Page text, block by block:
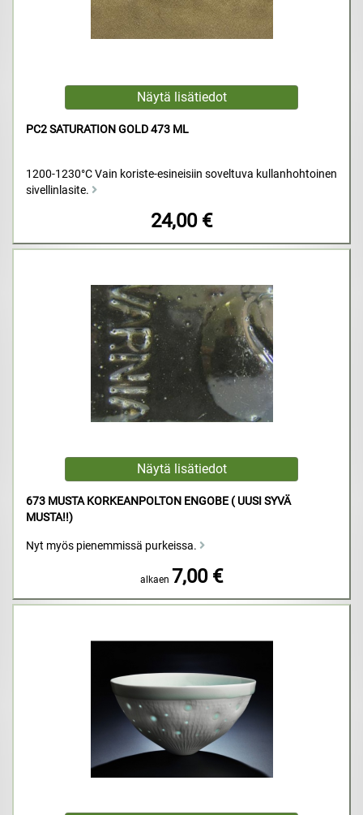
PC2 SATURATION GOLD 473 ML
1200-1230°C Vain koriste-esineisiin soveltuva kullanhohtoinen
sivellinlasite.
24,00 €
673 MUSTA KORKEANPOLTON ENGOBE ( UUSI SYVÄ
MUSTA!!)
Nyt myös pienemmissä purkeissa.
alkaen 7,00 €